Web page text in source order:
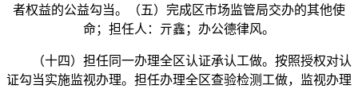
者权益的公益勾当。（五）完成区市场监管局交办的其他使
命；担任人：亓鑫；办公德律风。
（十四）担任同一办理全区认证承认工做。按照授权对认
证勾当实施监视办理。担任办理全区查验检测工做，监视办理